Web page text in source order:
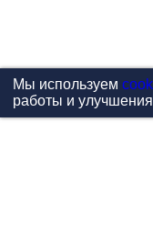
Мы используем
работы и